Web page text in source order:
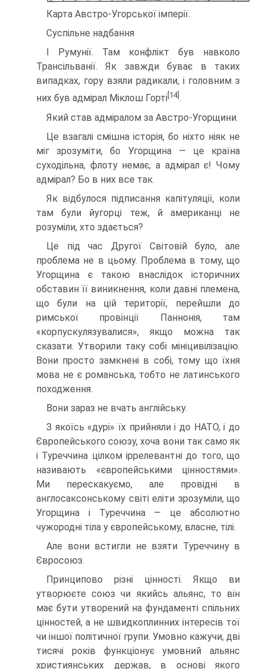
Карта Австро-Угорської імперії.
Суспільне надбання
І Румунії. Там конфлікт був навколо
Трансільванії. Як завжди буває в таких
випадках, гору взяли радикали, і головним з
них був адмірал Міклош Горті [14].
Який став адміралом за Австро-Угорщини.
Це взагалі смішна історія, бо ніхто ніяк не
міг зрозу­міти, бо Угорщина — це країна
суходільна, флоту немає, а адмірал є! Чому
адмірал? Бо в них все так.
Як відбулося підписання капітуляції, коли
там були йугорці теж, й американці не
розуміли, хто здається?
Це під час Другої Світовій було, але
проблема не в цьо­му. Проблема в тому, що
Угорщина є такою внаслідок іс­торичних
обставин її виникнення, коли давні племена,
що були на цій території, перейшли до
римської провін­ції Паннонія, там
«корпускулязувалися», якщо можна так
сказати. Утворили таку собі мініцивілізацію.
Вони просто замкнені в собі, тому що їхня
мова не є романська, тобто не латинського
походження.
Вони зараз не вчать англійську.
З якоїсь «дурі» їх прийняли і до НАТО, і до
Європейського союзу, хоча вони так само як
і Туреччина цілком іррелевантні до того, що
називають «європей­ськими цінностями».
Ми перескакуємо, але провідні в
англосаксонському світі еліти зрозуміли, що
Угорщина і Туреччина — це абсолютно
чужородні тіла у європей­ському, власне, тілі.
Але вони встигли не взяти Туреччину в
Євросоюз.
Принципово різні цінності. Якщо ви
утворюєте союз чи якийсь альянс, то він
має бути утворений на фунда­менті спільних
цінностей, а не швидкоплинних інтересів тої
чи іншої політичної групи. Умовно кажучи, дві
тися­чі років функціонує умовний альянс
християнських дер­жав, в основі якого